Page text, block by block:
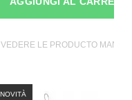
VEDERE LE PRODUCTO
NOVITÀ